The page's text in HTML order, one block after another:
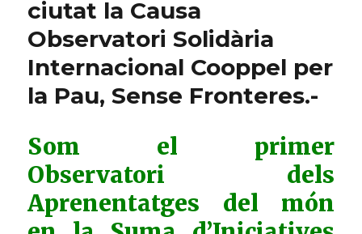
ciutat la Causa
Observatori Solidària
Internacional Cooppel per
la Pau, Sense Fronteres.-
Som el primer
Observatori dels
Aprenentatges del món